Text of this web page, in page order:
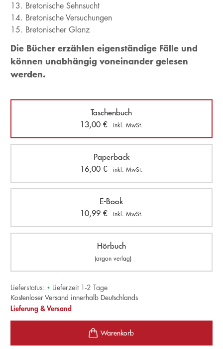
Bretonische Sehnsucht
Bretonische Versuchungen
Bretonischer Glanz
Die Bücher erzählen eigenständige Fälle und
können unabhängig voneinander gelesen
werden.
Taschenbuch
13,00 € inkl. MwSt.
Paperback
16,00 € inkl. MwSt.
E-Book
10,99 € inkl. MwSt.
Hörbuch
(argon verlag)
Lieferstatus: • Lieferzeit 1-2 Tage
Kostenloser Versand innerhalb Deutschlands
Lieferung & Versand